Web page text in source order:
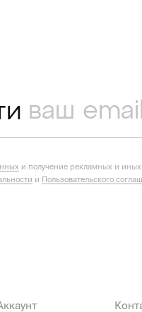
и получение рекламных и иных
и Пользовательского